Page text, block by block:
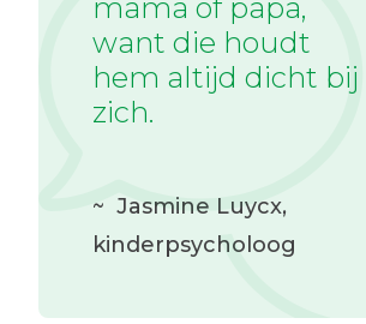
mama of papa,
want die houdt
hem altijd dicht bij
zich.
~ Jasmine Luycx,
kinderpsycholoog